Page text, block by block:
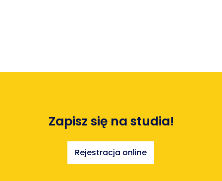
Zapisz się na studia!
Rejestracja online